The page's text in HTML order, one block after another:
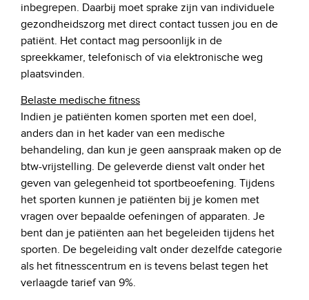
inbegrepen. Daarbij moet sprake zijn van individuele
gezondheidszorg met direct contact tussen jou en de
patiënt. Het contact mag persoonlijk in de
spreekkamer, telefonisch of via elektronische weg
plaatsvinden.
Belaste medische fitness
Indien je patiënten komen sporten met een doel,
anders dan in het kader van een medische
behandeling, dan kun je geen aanspraak maken op de
btw-vrijstelling. De geleverde dienst valt onder het
geven van gelegenheid tot sportbeoefening. Tijdens
het sporten kunnen je patiënten bij je komen met
vragen over bepaalde oefeningen of apparaten. Je
bent dan je patiënten aan het begeleiden tijdens het
sporten. De begeleiding valt onder dezelfde categorie
als het fitnesscentrum en is tevens belast tegen het
verlaagde tarief van 9%.